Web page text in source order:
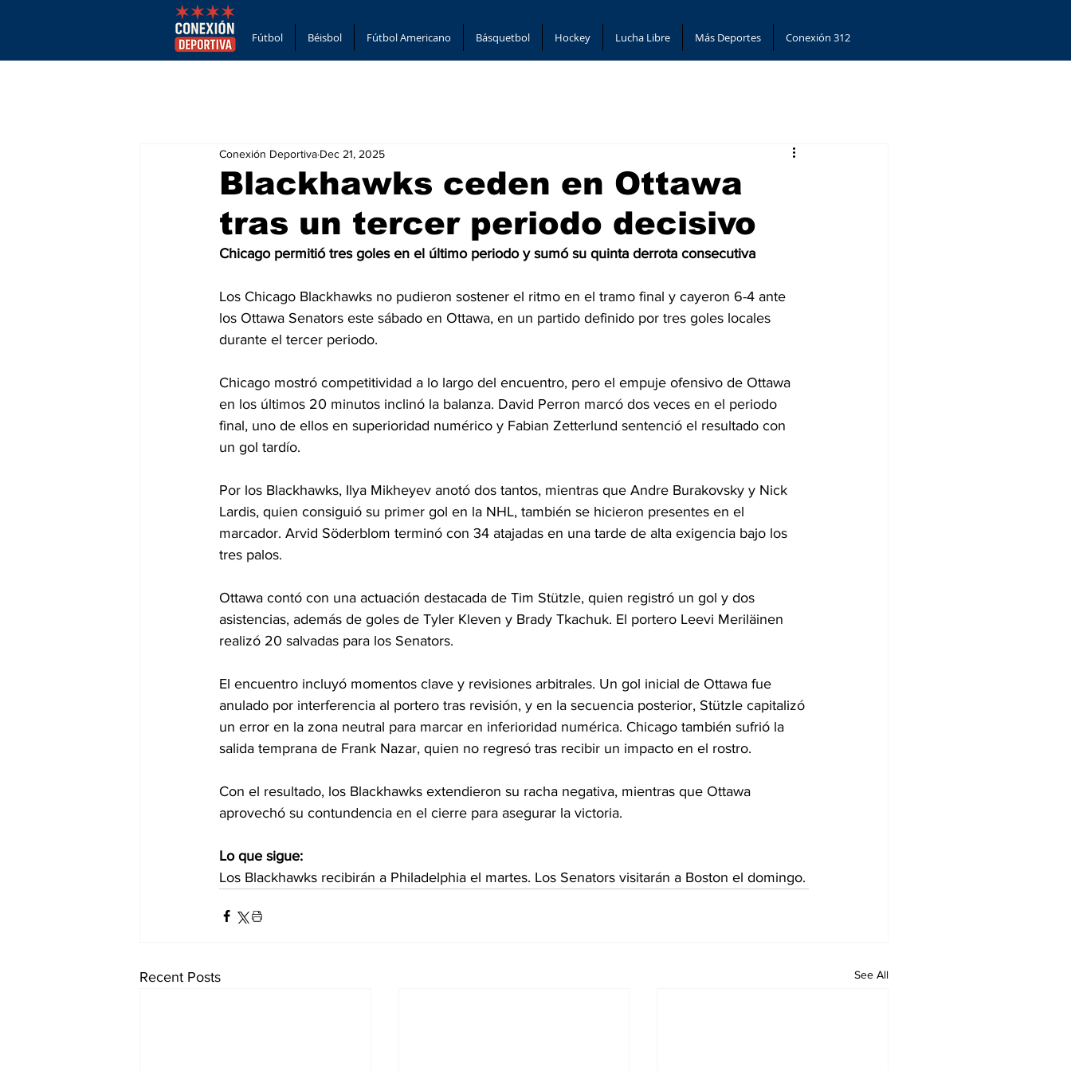
Fútbol Béisbol Fútbol Americano Básquetbol Hockey Lucha Libre Más Deportes Conexión 312
Blackhawks ceden en Ottawa
tras un tercer periodo decisivo
Conexión Deportiva Dec 21, 2025
Chicago permitió tres goles en el último periodo y sumó su quinta derrota consecutiva
Los Chicago Blackhawks no pudieron sostener el ritmo en el tramo final y cayeron 6-4 ante
los Ottawa Senators este sábado en Ottawa, en un partido definido por tres goles locales
durante el tercer periodo.
Chicago mostró competitividad a lo largo del encuentro, pero el empuje ofensivo de Ottawa
en los últimos 20 minutos inclinó la balanza. David Perron marcó dos veces en el periodo
final, uno de ellos en superioridad numérico y Fabian Zetterlund sentenció el resultado con
un gol tardío.
Por los Blackhawks, Ilya Mikheyev anotó dos tantos, mientras que Andre Burakovsky y Nick
Lardis, quien consiguió su primer gol en la NHL, también se hicieron presentes en el
marcador. Arvid Söderblom terminó con 34 atajadas en una tarde de alta exigencia bajo los
tres palos.
Ottawa contó con una actuación destacada de Tim Stützle, quien registró un gol y dos
asistencias, además de goles de Tyler Kleven y Brady Tkachuk. El portero Leevi Meriläinen
realizó 20 salvadas para los Senators.
El encuentro incluyó momentos clave y revisiones arbitrales. Un gol inicial de Ottawa fue
anulado por interferencia al portero tras revisión, y en la secuencia posterior, Stützle capitalizó
un error en la zona neutral para marcar en inferioridad numérica. Chicago también sufrió la
salida temprana de Frank Nazar, quien no regresó tras recibir un impacto en el rostro.
Con el resultado, los Blackhawks extendieron su racha negativa, mientras que Ottawa
aprovechó su contundencia en el cierre para asegurar la victoria.
Lo que sigue:
Los Blackhawks recibirán a Philadelphia el martes. Los Senators visitarán a Boston el domingo.
Recent Posts See All